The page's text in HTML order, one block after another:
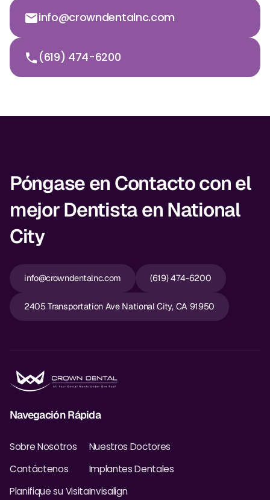
info@crowndentalnc.com
(619) 474-6200
Póngase en Contacto con el
mejor Dentista en National
City
info@crowndentalnc.com (619) 474-6200
2405 Transportation Ave National City, CA 91950
Navegación Rápida
Sobre Nosotros
Contáctenos
Planifique su Visita
Nuestros Doctores
Implantes Dentales
Invisalign